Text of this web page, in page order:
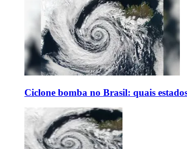
Ciclone bomba no Brasil: quais